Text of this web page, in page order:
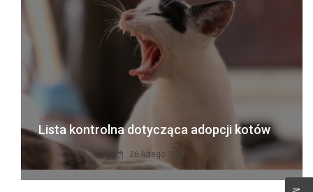
Lista kontrolna dotycząca adopcji kotów
26 lutego 2020